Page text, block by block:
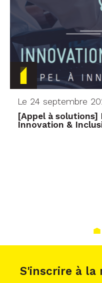
Le 24 septembre
[Appel à solutions]
Innovation &
S'inscrire à la